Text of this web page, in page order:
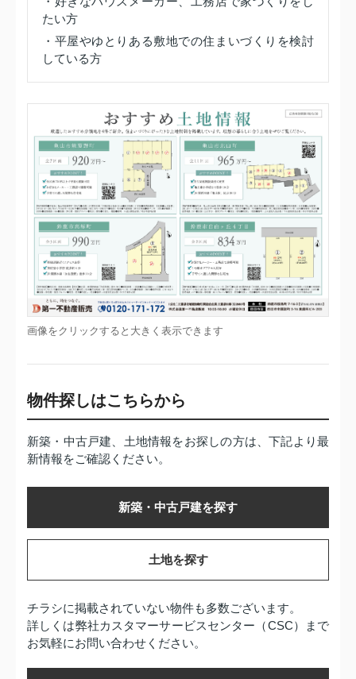
たい方
・平屋やゆとりある敷地での住まいづくりを検討
している方
画像をクリックすると大きく表示できます
物件探しはこちらから
新築・中古戸建、土地情報をお探しの方は、下記より最
新情報をご確認ください。
新築・中古戸建を探す
土地を探す
チラシに掲載されていない物件も多数ございます。
詳しくは弊社カスタマーサービスセンター（CSC）まで
お気軽にお問い合わせください。